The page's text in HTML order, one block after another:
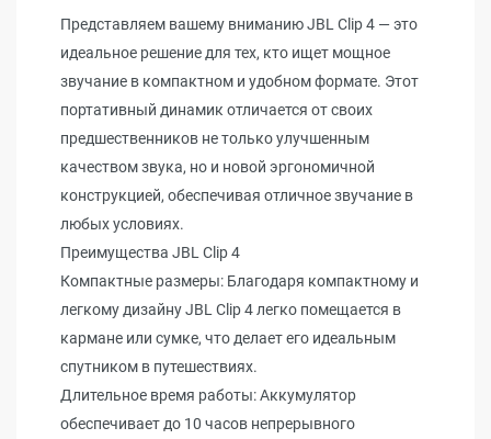
Представляем вашему вниманию JBL Clip 4 — это
идеальное решение для тех, кто ищет мощное
звучание в компактном и удобном формате. Этот
портативный динамик отличается от своих
предшественников не только улучшенным
качеством звука, но и новой эргономичной
конструкцией, обеспечивая отличное звучание в
любых условиях.
Преимущества JBL Clip 4
Компактные размеры: Благодаря компактному и
легкому дизайну JBL Clip 4 легко помещается в
кармане или сумке, что делает его идеальным
спутником в путешествиях.
Длительное время работы: Аккумулятор
обеспечивает до 10 часов непрерывного